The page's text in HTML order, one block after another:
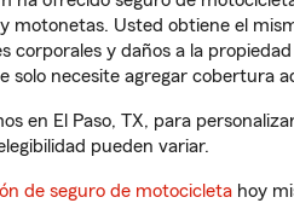
motonetas. Usted obtiene el
corporales y daños a la
solo necesite agregar cobertura
en El Paso, TX, para
pueden variar.
de seguro de motocicleta hoy